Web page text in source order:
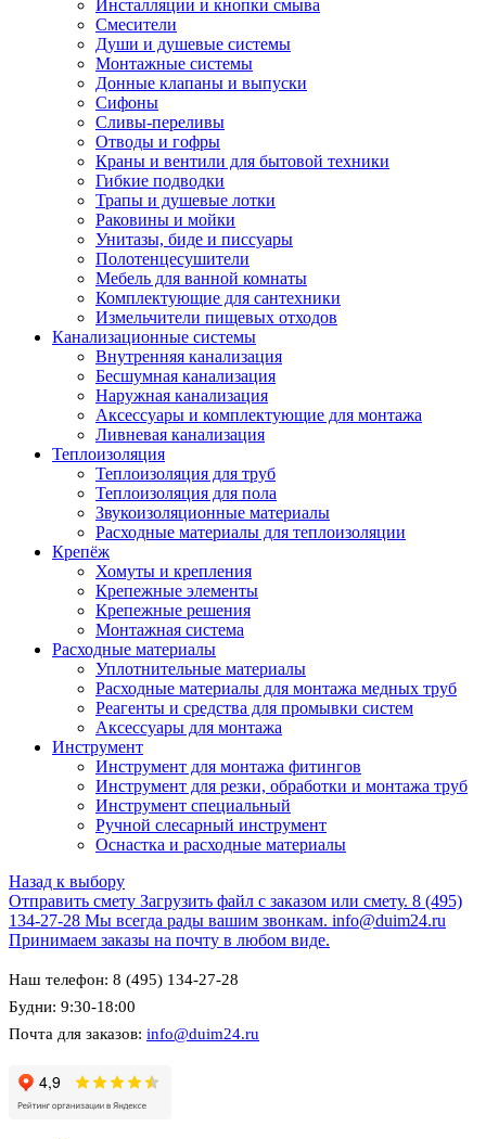
Инсталляции и кнопки смыва
Смесители
Души и душевые системы
Монтажные системы
Донные клапаны и выпуски
Сифоны
Сливы-переливы
Отводы и гофры
Краны и вентили для бытовой техники
Гибкие подводки
Трапы и душевые лотки
Раковины и мойки
Унитазы, биде и писсуары
Полотенцесушители
Мебель для ванной комнаты
Комплектующие для сантехники
Измельчители пищевых отходов
Канализационные системы
Внутренняя канализация
Бесшумная канализация
Наружная канализация
Аксессуары и комплектующие для монтажа
Ливневая канализация
Теплоизоляция
Теплоизоляция для труб
Теплоизоляция для пола
Звукоизоляционные материалы
Расходные материалы для теплоизоляции
Крепёж
Хомуты и крепления
Крепежные элементы
Крепежные решения
Монтажная система
Расходные материалы
Уплотнительные материалы
Расходные материалы для монтажа медных труб
Реагенты и средства для промывки систем
Аксессуары для монтажа
Инструмент
Инструмент для монтажа фитингов
Инструмент для резки, обработки и монтажа труб
Инструмент специальный
Ручной слесарный инструмент
Оснастка и расходные материалы
Назад к выбору
Отправить смету Загрузить файл с заказом или смету. 8 (495)
134-27-28 Мы всегда рады вашим звонкам. info@duim24.ru
Принимаем заказы на почту в любом виде.
Наш телефон: 8 (495) 134-27-28
Будни: 9:30-18:00
Почта для заказов: info@duim24.ru